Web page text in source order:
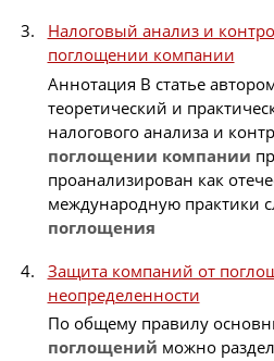
Налоговый анализ и
поглощении компании
Аннотация В статье
теоретический и
налогового анализа и
поглощении компании
проанализирован как
международную практики
поглощения
Защита компаний от
неопределенности
По общему правилу
поглощений можно